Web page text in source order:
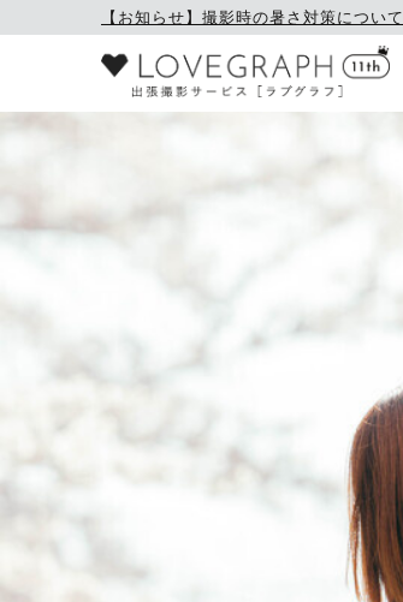
【お知らせ】撮影時の暑さ対策について